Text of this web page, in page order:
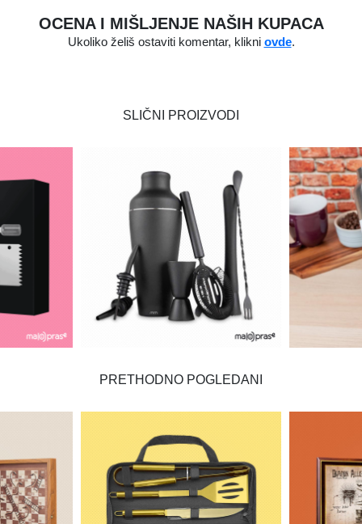
OCENA I MIŠLJENJE NAŠIH KUPACA
Ukoliko želiš ostaviti komentar, klikni ovde.
SLIČNI PROIZVODI
PRETHODNO POGLEDANI